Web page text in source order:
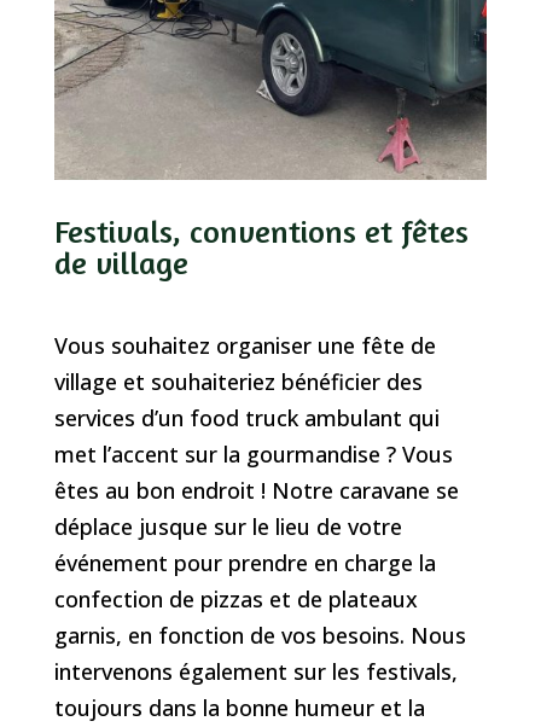
Festivals, conventions et fêtes
de village
Vous souhaitez organiser une fête de
village et souhaiteriez bénéficier des
services d’un food truck ambulant qui
met l’accent sur la gourmandise ? Vous
êtes au bon endroit ! Notre caravane se
déplace jusque sur le lieu de votre
événement pour prendre en charge la
confection de pizzas et de plateaux
garnis, en fonction de vos besoins. Nous
intervenons également sur les festivals,
toujours dans la bonne humeur et la